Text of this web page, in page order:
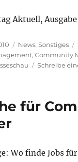
Aktuell, Ausgabe
Kategorien
News,Sonstiges
,Community
Schreibe
für
Wo finde Jobs